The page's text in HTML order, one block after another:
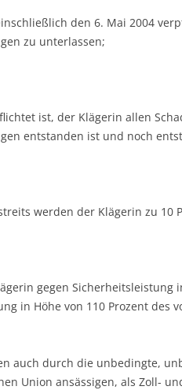
den 6. Mai 2004
zu unterlassen;
ist, der Klägerin allen
entstanden ist und noch
werden der Klägerin zu
gegen Sicherheitsleistung
in Höhe von 110 Prozent des
auch durch die unbedingte,
Union ansässigen, als Zoll-